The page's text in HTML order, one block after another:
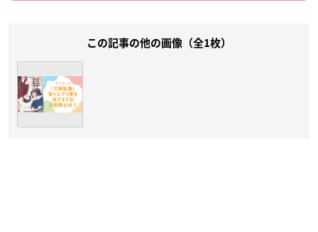
この記事の他の画像（全1枚）